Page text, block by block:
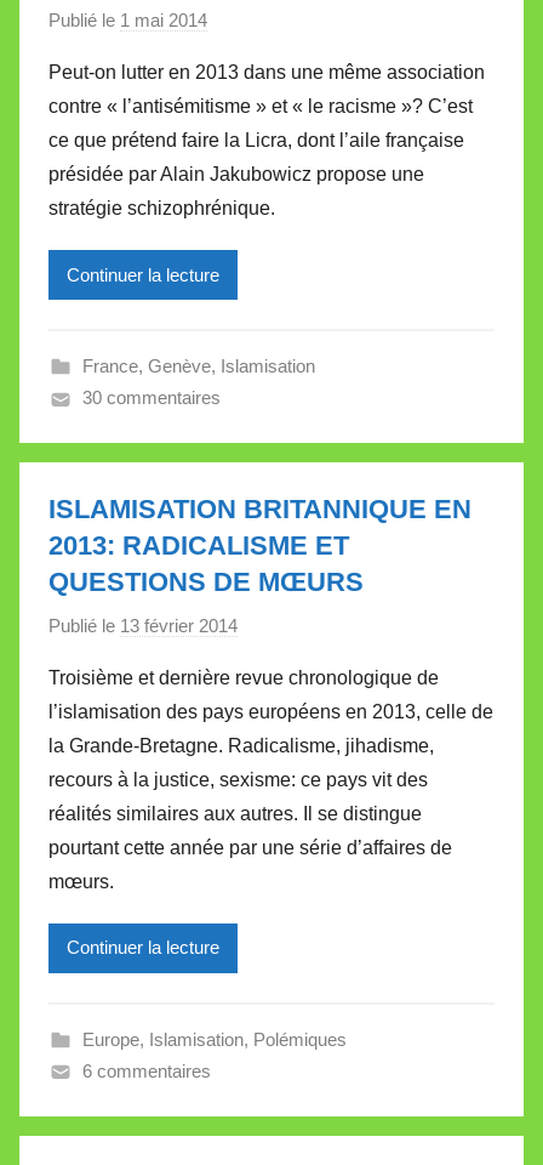
Publié le 1 mai 2014
r
M
i
r
e
l
l
V
a
l
t
t
e
Peut-on lutter en 2013 dans une même association
contre « l’antisémitisme » et « le racisme »? C’est
ce que prétend faire la Licra, dont l’aile française
présidée par Alain Jakubowicz propose une
stratégie schizophrénique.
Continuer la lecture
France, Genève, Islamisation
30 commentaires
ISLAMISATION BRITANNIQUE EN
2013: RADICALISME ET
QUESTIONS DE MŒURS
Publié le 13 février 2014
r
M
i
r
e
i
l
Troisième et dernière revue chronologique de
l’islamisation des pays européens en 2013, celle de
la Grande-Bretagne. Radicalisme, jihadisme,
recours à la justice, sexisme: ce pays vit des
réalités similaires aux autres. Il se distingue
pourtant cette année par une série d’affaires de
mœurs.
Continuer la lecture
Europe, Islamisation, Polémiques
6 commentaires